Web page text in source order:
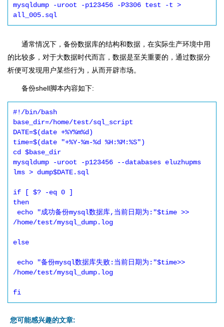
mysqldump -uroot -p123456 -P3306 test -t >
all_005.sql
通常情况下，备份数据库的结构和数据，在实际生产环境中用
的比较多，对于大数据时代而言，数据是至关重要的，通过数据分
析便可发现用户某些行为，从而开辟市场。
备份shell脚本内容如下:
#!/bin/bash
base_dir=/home/test/sql_script
DATE=$(date +%Y%m%d)
time=$(date "+%Y-%m-%d %H:%M:%S")
cd $base_dir
mysqldump -uroot -p123456 --databases eluzhupms
lms > dump$DATE.sql
if [ $? -eq 0 ]
then
/home/test/mysql_dump.log
else
/home/test/mysql_dump.log
fi
您可能感兴趣的文章: